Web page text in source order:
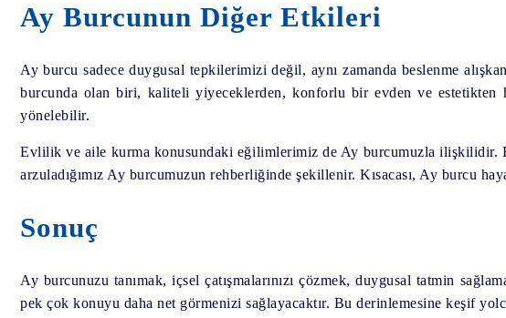
Ay Burcunun Diğer Etkileri
Ay burcu sadece duygusal tepkilerimizi değil, aynı zamanda beslenme
burcunda olan biri, kaliteli yiyeceklerden, konforlu bir evden ve estetikten
yönelebilir.
Evlilik ve aile kurma konusundaki eğilimlerimiz de Ay burcumuzla ilişkilidir.
arzuladığımız Ay burcumuzun rehberliğinde şekillenir. Kısacası, Ay burcu
Sonuç
Ay burcunuzu tanımak, içsel çatışmalarınızı çözmek, duygusal tatmin
pek çok konuyu daha net görmenizi sağlayacaktır. Bu derinlemesine keşif